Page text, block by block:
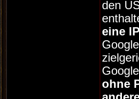
den
eine
ohne